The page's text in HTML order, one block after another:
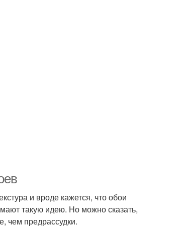
и вроде кажется, что обои
такую идею. Но можно сказать,
чем предрассудки.